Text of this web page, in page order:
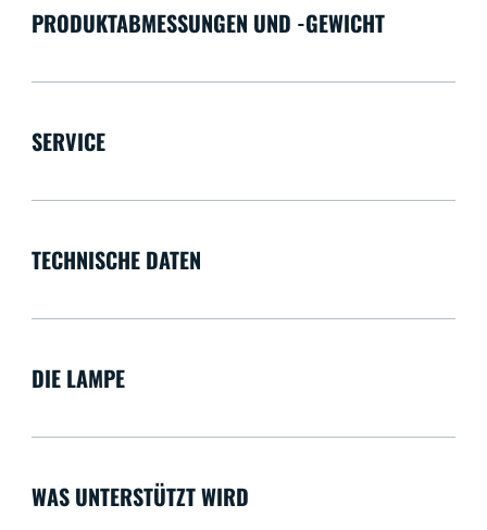
PRODUKTABMESSUNGEN UND -GEWICHT
SERVICE
TECHNISCHE DATEN
DIE LAMPE
WAS UNTERSTÜTZT WIRD